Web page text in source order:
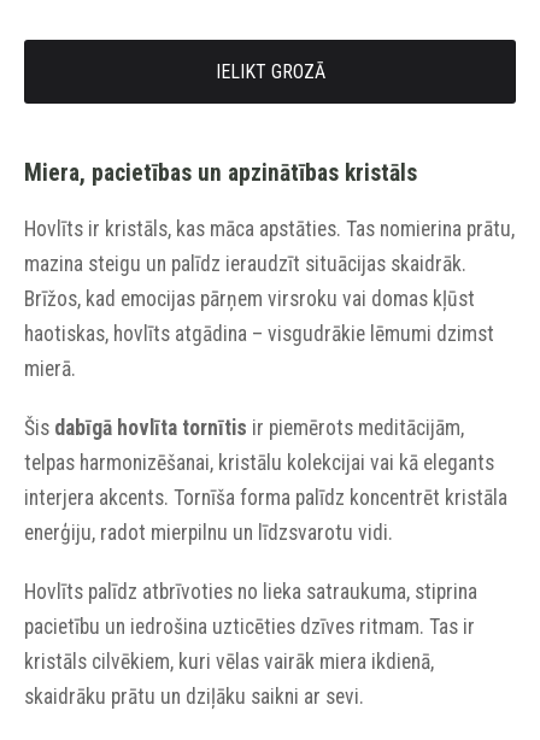
IELIKT GROZĀ
Miera, pacietības un apzinātības kristāls
Hovlīts ir kristāls, kas māca apstāties. Tas nomierina prātu,
mazina steigu un palīdz ieraudzīt situācijas skaidrāk.
Brīžos, kad emocijas pārņem virsroku vai domas kļūst
haotiskas, hovlīts atgādina – visgudrākie lēmumi dzimst
mierā.
Šis dabīgā hovlīta tornītis ir piemērots meditācijām,
telpas harmonizēšanai, kristālu kolekcijai vai kā elegants
interjera akcents. Tornīša forma palīdz koncentrēt kristāla
enerģiju, radot mierpilnu un līdzsvarotu vidi.
Hovlīts palīdz atbrīvoties no lieka satraukuma, stiprina
pacietību un iedrošina uzticēties dzīves ritmam. Tas ir
kristāls cilvēkiem, kuri vēlas vairāk miera ikdienā,
skaidrāku prātu un dziļāku saikni ar sevi.